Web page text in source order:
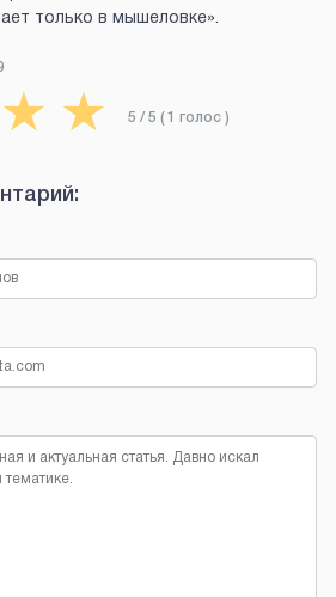
только в мышеловке».
★ ★ 5 / 5 ( 1 голос )